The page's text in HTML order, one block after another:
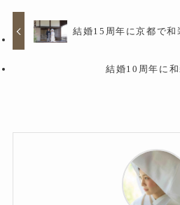
結婚15周年に京都で和
結婚10周年に